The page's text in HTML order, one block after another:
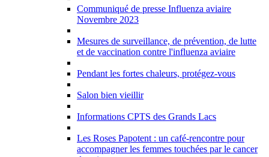
Communiqué de presse Influenza aviaire
Novembre 2023
Mesures de surveillance, de prévention, de lutte
et de vaccination contre l'influenza aviaire
Pendant les fortes chaleurs, protégez-vous
Salon bien vieillir
Informations CPTS des Grands Lacs
Les Roses Papotent : un café-rencontre pour
accompagner les femmes touchées par le cancer